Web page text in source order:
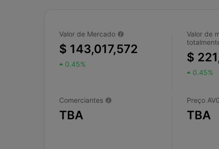
Valor de Mercado
$ 143,017,572
0.45%
Valor de
$
0.45%
Comerciantes
TBA
Preço
TBA